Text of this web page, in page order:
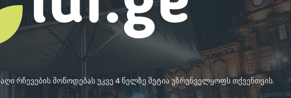
რჩევების მოწოდებას უკვე 4 წელზე მეტია უზრუნველყოფს თქვენთვის.